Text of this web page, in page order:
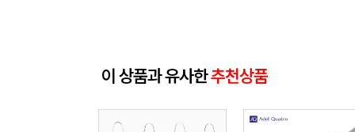
이 상품과 유사한추천상품